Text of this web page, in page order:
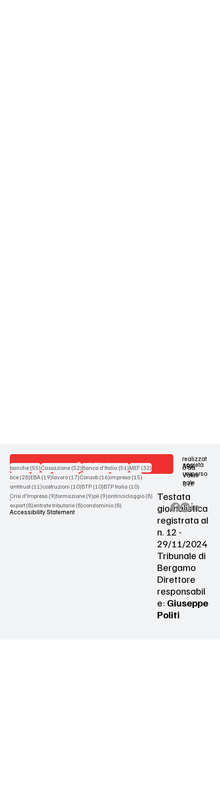
Contattaci
Terms & Conditions
Privacy Policy
Accessibility Statement
realizzat
o da
società
uniperso
nale
ARX
Value
S.r.l.
Testata
giornalistica
registrata al
n. 12 -
29/11/2024
Tribunale di
Bergamo
Direttore
responsabil
e: Giuseppe
Politi
banche (55)55 post
Cassazione (52)52 post
Banca d'Italia (51)51 post
MEF (32)32 post
bce (28)28 post
EBA (19)19 post
lavoro (17)17 post
Consob (16)16 post
impresa (15)15 post
antitrust (11)11 post
costruzioni (10)10 post
BTP (10)10 post
BTP Italia (10)10 post
Crisi d'Impresa (9)9 post
formazione (9)9 post
pil (9)9 post
antiriciclaggio (8)8 post
export (8)8 post
entrate tributarie (8)8 post
condominio (8)8 post